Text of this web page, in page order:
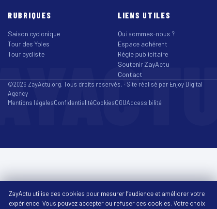
RUBRIQUES
Saison cyclonique
Tour des Yoles
Tour cycliste
LIENS UTILES
Qui sommes-nous ?
Espace adhérent
Régie publicitaire
Soutenir ZayActu
Contact
©2026 ZayActu.org. Tous droits réservés. · Site réalisé par Enjoy Digital
Agency
Mentions légalesConfidentialitéCookiesCGUAccessibilité
ZayActu utilise des cookies pour mesurer l’audience et améliorer votre
expérience. Vous pouvez accepter ou refuser ces cookies. Votre choix